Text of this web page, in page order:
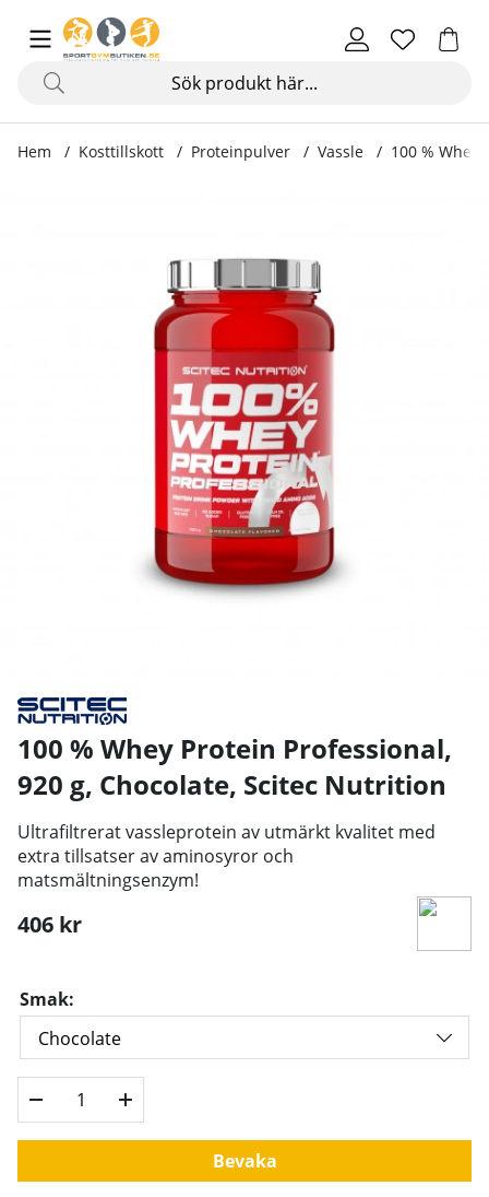
Hem Kosttillskott Proteinpulver Vassle 100 % Whey
100 % Whey Protein Professional,
920 g, Chocolate, Scitec Nutrition
Ultrafiltrerat vassleprotein av utmärkt kvalitet med
extra tillsatser av aminosyror och
matsmältningsenzym!
406 kr
Smak:
Bevaka